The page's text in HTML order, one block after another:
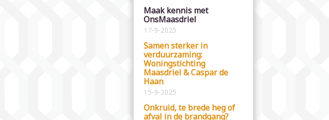
Maak kennis met
OnsMaasdriel
17-9-2025
Samen sterker in
verduurzaming:
Woningstichting
Maasdriel & Caspar de
Haan
15-9-2025
Onkruid, te brede heg of
afval in de brandgang?